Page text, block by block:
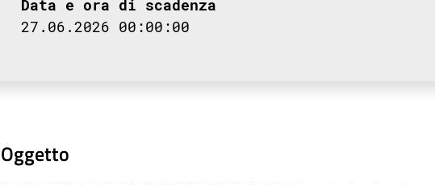
Data e ora di scadenza
27.06.2026 00:00:00
Oggetto